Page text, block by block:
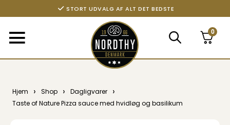
STORT UDVALG AF ALT DET BEDSTE
0
Hjem › Shop › Dagligvarer ›
Taste of Nature Pizza sauce med hvidløg og basilikum